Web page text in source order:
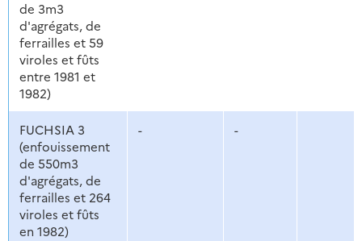
de 3m3
d'agrégats, de
ferrailles et 59
viroles et fûts
entre 1981 et
1982)
FUCHSIA 3
(enfouissement
de 550m3
d'agrégats, de
ferrailles et 264
viroles et fûts
en 1982)
- -